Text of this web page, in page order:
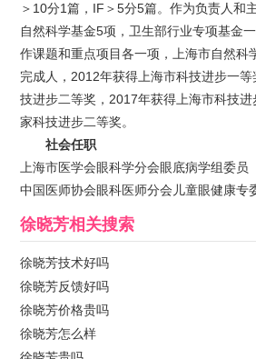
＞10分1篇，IF＞5分5篇。作为负责人和
自然科学基金5项，卫生部行业专项基金
作课题和重点项目各一项，上海市自然科
完成人，2012年获得上海市科技进步一
技进步二等奖，2017年获得上海市科技
家科技进步二等奖。
社会任职
上海市医学会眼科学分会眼底病学组委员
中国医师协会眼科医师分会儿童眼健康专
徐晓芳相关搜索
徐晓芳技术好吗
徐晓芳反馈好吗
徐晓芳价格贵吗
徐晓芳怎么样